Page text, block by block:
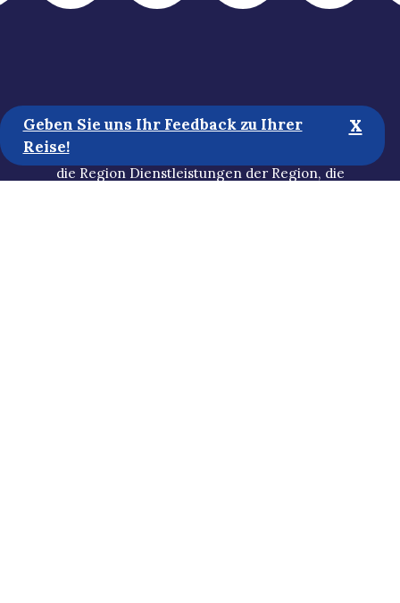
goSaimaa sammelt die wichtigsten wichtigsten
touristischen Informationen der Region
Lappeenranta und der Region Imatra. Entdecken Sie
die Region Dienstleistungen der Region, die
Geben Sie uns Ihr Feedback zu Ihrer
Reise!
x